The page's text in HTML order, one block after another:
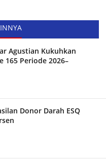
Agustian Kukuhkan
165 Periode 2026–
Donor Darah ESQ